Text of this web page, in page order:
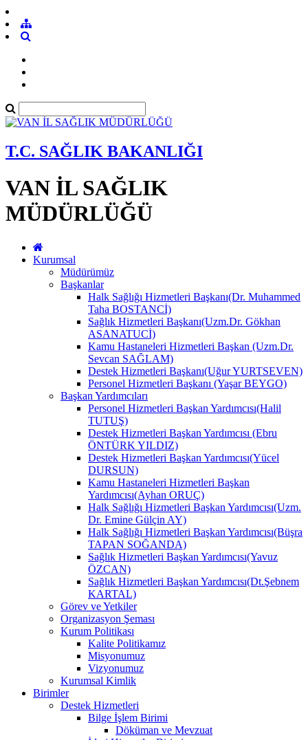
T.C. SAĞLIK BAKANLIĞI
VAN İL SAĞLIK
MÜDÜRLÜĞÜ
Kurumsal
Müdürümüz
Başkanlar
Halk Sağlığı Hizmetleri Başkanı(Dr. Muhammed
Taha BOSTANCİ)
Sağlık Hizmetleri Başkanı(Uzm.Dr. Gökhan
ASANATUCİ)
Kamu Hastaneleri Hizmetleri Başkan (Uzm.Dr.
Sevcan SAĞLAM)
Destek Hizmetleri Başkanı(Uğur YURTSEVEN)
Personel Hizmetleri Başkanı (Yaşar BEYGO)
Başkan Yardımcıları
Personel Hizmetleri Başkan Yardımcısı(Halil
TUTUŞ)
Destek Hizmetleri Başkan Yardımcısı (Ebru
ÖNTÜRK YILDIZ)
Destek Hizmetleri Başkan Yardımcısı(Yücel
DURSUN)
Kamu Hastaneleri Hizmetleri Başkan
Yardımcısı(Ayhan ORUÇ)
Halk Sağlığı Hizmetleri Başkan Yardımcısı(Uzm.
Dr. Emine Gülçin AY)
Halk Sağlığı Hizmetleri Başkan Yardımcısı(Büşra
TAPAN SOĞANDA)
Sağlık Hizmetleri Başkan Yardımcısı(Yavuz
ÖZCAN)
Sağlık Hizmetleri Başkan Yardımcısı(Dt.Şebnem
KARTAL)
Görev ve Yetkiler
Organizasyon Şeması
Kurum Politikası
Kalite Politikamız
Misyonumuz
Vizyonumuz
Kurumsal Kimlik
Birimler
Destek Hizmetleri
Bilge İşlem Birimi
Döküman ve Mevzuat